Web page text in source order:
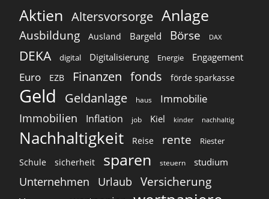
Aktien Altersvorsorge Anlage
Ausbildung Ausland Bargeld Börse DAX
DEKA digital Digitalisierung Energie Engagement
Euro EZB Finanzen fonds förde sparkasse
Geld Geldanlage haus Immobilie
Immobilien Inflation job Kiel kinder nachhaltig
Nachhaltigkeit Reise rente Riester
Schule sicherheit sparen steuern studium
Unternehmen Urlaub Versicherung